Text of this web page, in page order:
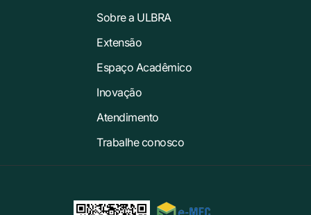
Sobre a ULBRA
Extensão
Espaço Acadêmico
Inovação
Atendimento
Trabalhe conosco